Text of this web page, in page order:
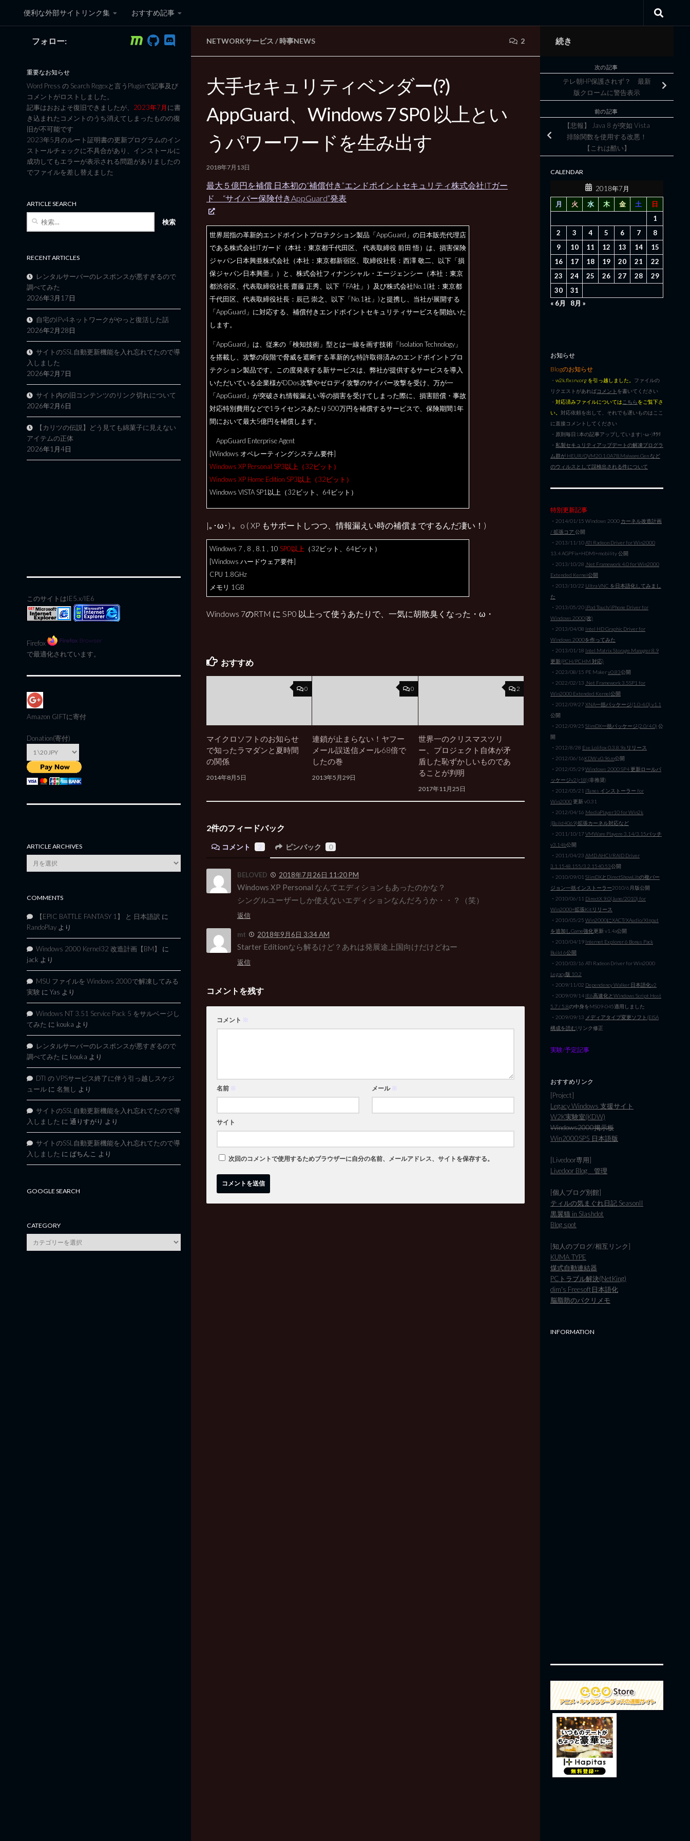
コンテンツへスキップ
便利な外部サイトリンク集 おすすめ記事
黒翼猫のコンピュータ日記 3rd Edition
NETWORKサービス /時事NEWS 2
大手セキュリティベンダー(?)
AppGuard、Windows 7 SP0 以上とい
うパワーワードを生み出す
2018年7月13日
最大５億円を補償 日本初の“補償付き”エンドポイントセキュリティ株式会社ITガー
ド “サイバー保険付きAppGuard”発表
世界屈指の革新的エンドポイントプロテクション製品「AppGuard」の日本販売代理店
である株式会社ITガード（本社：東京都千代田区、 代表取締役 前田 悟）は、損害保険
ジャパン日本興亜株式会社（本社：東京都新宿区、取締役社長：西澤 敬二、以下「損
保ジャパン日本興亜」）と、株式会社フィナンシャル・エージェンシー（本社：東京
都渋谷区、代表取締役社長 齋藤 正秀、以下「FA社」）及び株式会社No.1(社：東京都
千代田区、代表取締役社長：辰已 崇之、以下「No.1社」)と提携し、当社が展開する
「AppGuard」に対応する、補償付きエンドポイントセキュリティサービスを開始いた
します。
「AppGuard」は、従来の「検知技術」型とは一線を画す技術「Isolation Technology」
を搭載し、攻撃の段階で脅威を遮断する革新的な特許取得済みのエンドポイントプロ
テクション製品です。この度発表する新サービスは、弊社が提供するサービスを導入
いただいている企業様がDDos攻撃やゼロデイ攻撃のサイバー攻撃を受け、万が一
「AppGuard」が突破され情報漏えい等の損害を受けてしまった際に、損害賠償・事故
対応特別費用などで1ライセンスあたり500万円を補償するサービスで、保険期間1年
間において最大5億円を補償します。
AppGuard Enterprise Agent
[Windows オペレーティングシステム要件]
Windows XP Personal SP3以上（32ビット）
Windows XP Home Edition SP3以上（32ビット）
Windows VISTA SP1以上（32ビット、64ビット）
|｡･ω･) 。o ( XP もサポートしつつ、情報漏えい時の補償までするんだ凄い！)
Windows 7 , 8 , 8.1 , 10 SP0以上 （32ビット、64ビット）
[Windows ハードウェア要件]
CPU 1.8GHz
メモリ 1GB
Windows 7のRTM に SP0 以上って使うあたりで、一気に胡散臭くなった・ω・
おすすめ
0
マイクロソフトのお知らせ
で知ったラマダンと夏時間
の関係
2014年8月5日
0
連鎖が止まらない！ヤフー
メール誤送信メール68倍で
したの巻
2013年5月29日
2
世界一のクリスマスツリ
ー、プロジェクト自体が矛
盾した恥ずかしいものであ
ることが判明
2017年11月25日
2件のフィードバック
コメント ピンバック 0
BELOVED 2018年7月26日 11:20 PM
Windows XP Personal なんてエディションもあったのかな？
シングルユーザーしか使えないエディションなんだろうか・・？（笑）
返信
mt 2018年9月6日 3:34 AM
Starter Editionなら解るけど？あれは発展途上国向けだけどねー
返信
コメントを残す
コメント ※
名前 ※ メール ※
サイト
次回のコメントで使用するためブラウザーに自分の名前、メールアドレス、サイトを保存する。
フォロー:
重要なお知らせ
Word Press の Search Regexと言うPluginで記事及び
コメントがロストしました。
記事はおおよそ復旧できましたが、 2023年7月に書
き込まれたコメントのうち消えてしまったものの復
旧が不可能です
2023年5月のルート証明書の更新プログラムのイン
ストールチェックに不具合があり、インストールに
成功してもエラーが表示される問題がありましたの
でファイルを差し替えました
ARTICLE SEARCH
RECENT ARTICLES
レンタルサーバーのレスポンスが悪すぎるので
調べてみた
2026年3月17日
自宅のIPv4ネットワークがやっと復活した話
2026年2月28日
サイトのSSL自動更新機能を入れ忘れてたので導
入しました
2026年2月7日
サイト内の旧コンテンツのリンク切れについて
2026年2月6日
【カリツの伝説】どう見ても綿菓子に見えない
アイテムの正体
2026年1月4日
このサイトはIE5.x/IE6
Firefox
で最適化されています。
Amazon GIFTに寄付
Donation(寄付)
ARTICLE ARCHIVES
Article
Archives
COMMENTS
【EPIC BATTLE FANTASY 1】 と 日本語訳 に
RandoPlay より
Windows 2000 Kernel32 改造計画【BM】
に
jack より
MSU ファイルを Windows 2000で解凍してみる
実験 に Yas より
Windows NT 3.51 Service Pack 5 をサルベージし
てみた に kouka より
レンタルサーバーのレスポンスが悪すぎるので
調べてみた に kouka より
DTI の VPSサービス終了に伴う引っ越しスケジ
ュール に 名無し より
サイトのSSL自動更新機能を入れ忘れてたので導
入しました に 通りすがり より
サイトのSSL自動更新機能を入れ忘れてたので導
入しました に ぱちんこ より
GOOGLE SEARCH
CATEGORY
category
続き
次の記事
テレ朝HP保護されず？ 最新
版クロームに警告表示
前の記事
【悲報】 Java 8 が突如 Vista
排除関数を使用する改悪！
【これは酷い】
CALENDAR
2018年7月
月
火 水 木 金 土
日
1
2
3 4 5 6 7
8
9
10 11 12 13 14
15
16
17 18 19 20 21
22
23
24 25 26 27 28
29
30
31
« 6月
8月 »
お知らせ
Blogのお知らせ
・ w2k.flxsrv.org を引っ越しました。 ファイルの
リクエストがあればコメント を書いてください
・ 対応済みファイルについては こちらをご覧下さ
い。 対応依頼を出して、それでも遅いものはここ
に直接コメントしてください
・原則毎日1本の記事アップしています|･ω･)ﾁﾗﾘ
・ 私製セキュリティアップデートの解凍プログラ
ム群が HEUR/QVM20.1.0A7B.Malware.Gen など
のウィルスとして誤検出される件について
特別更新記事
・2014/01/15 Windows 2000 カーネル改造計画
/ 拡張コア 公開
・2013/11/10ATI Radeon Driver for Win2000
13.4 AGPFix+HDMI+mobility 公開
・2013/10/28 .Net Framework 4.0 for Win2000
Extended Kernel公開
・2013/10/22 Ultra VNC を日本語化してみまし
た
・2013/05/20 iPod Touch/iPhone Driver for
Windows 2000(改)
・2013/04/08 Intel HD Graphic Driver for
Windows 2000を作ってみた
・2013/01/18 Intel Matrix Storage Manager 8.9
更新(PCH/PCHM 対応)
・2023/08/15 PE Makerv0.83公開
・2022/02/13 .Net Framework 3.5SP1 for
Win2000 Extended Kernel公開
・2012/09/27XNA一括パッケージ(1.0-4.0) v1.1
公開
・2012/09/25 SlimDX一括パッケージ(2.0/4.0) 公
開
・2012/8/28 Ese Lolifox 0.3.8.9a リリース
・2012/06/16KDW v0.96m公開
・2012/05/29Windows 2000 SP4 更新ロールパ
ッケージv2(r18)(非推奨)
・2012/05/21 iTunes インストーラー for
Win2000更新 v0.31
・2012/04/16 MediaPlayer10 for Win2k
(Build4069)拡張カーネル対応など
・2011/10/17VMWare Playere 3.14/3.15パッチ
v3.14b公開
・2011/04/23 AMD AHCI/RAID Driver
3.1.1548.155/3.2.1540.53公開
・2010/09/01 SlimDXとDirectShowLibの複バー
ジョン一括インストーラー2010/6月版公開
・2010/06/11 DirectX 9.0(June/2010) for
Win2000+拡張Kitリリース
・2010/05/25 Win2000にXACT/XAudio/XInput
を追加しGame強化更新 v1.4a公開
・2010/04/19 Internet Explorer 6 Bonus Pack
Build 6公開
・2010/03/16 ATI Radeon Driver for Win2000
Legacy版 10.2
・2009/11/02 Dependency Walker 日本語化v2
・2009/09/14 IE6高速化とWindows Script Host
5.7 / 5.8の中身をMS09-045適用しました
・2009/09/13 メディアタイプ変更ソフト(EISA
構成を読む) リンク修正
実験/予定記事
おすすめリンク
[Project]
Legacy Windows 支援サイト
W2K実験室(KDW)
Windows2000掲示板
Win2000SP5 日本語版
[Livedoor専用]
Livedoor Blog 管理
[個人ブログ別館]
ティルの気まぐれ日記 SeasonII
黒翼猫 in Slashdot
Blog spot
[知人のブログ/相互リンク]
KUMA TYPE
煤式自動連結器
PCトラブル解決(NetKing)
dim's Freesoft日本語化
脳脂肪のパクリメモ
INFORMATION